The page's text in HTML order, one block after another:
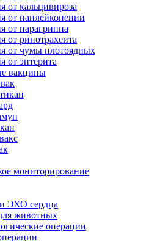
от кальцивироза
от панлейкопении
от парагриппа
от ринотрахеита
от чумы плотоядных
от энтерита
вакцины
мониторирование
ЭХО сердца
животных
операции